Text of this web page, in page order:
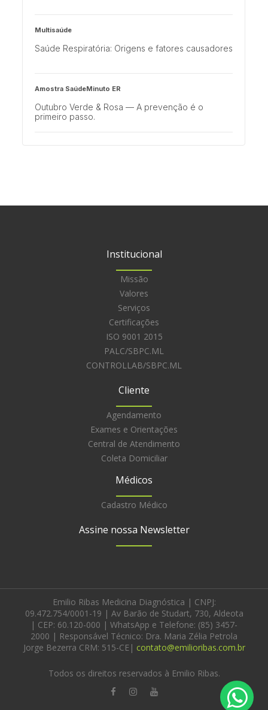
Multisaúde
Saúde Respiratória: Origens e fatores causadores
Amostra SaúdeMinuto ER
Outubro Verde & Rosa — A prevenção é o
primeiro passo.
Institucional
Missão
Valores
Serviços
Certificações
ISO 9001 2015
PALC/SBPC.ML
CONTROLLAB/SBPC.ML
Cliente
Agendamento
Exames e Orientações
Central de Atendimento
Coleta Domiciliar
Médicos
Cadastro Médico
Assine nossa Newsletter
Emilio Ribas Medicina Diagnóstica | CNPJ:
09.472.754/0001-19 | Av Barão de Studart, 730, Aldeota
| CEP: 60.120-000 | WhatsApp e Telefone: (85) 3457-
2000 | Responsável Técnico: Dra. Maria Zélia Petrola
Jorge Bezerra CRM: 515-CE| contato@emilioribas.com.br
Todos os direitos reservados à Emilio Ribas.